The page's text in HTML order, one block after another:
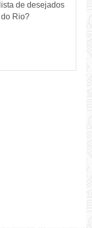
de desejados
Rio?